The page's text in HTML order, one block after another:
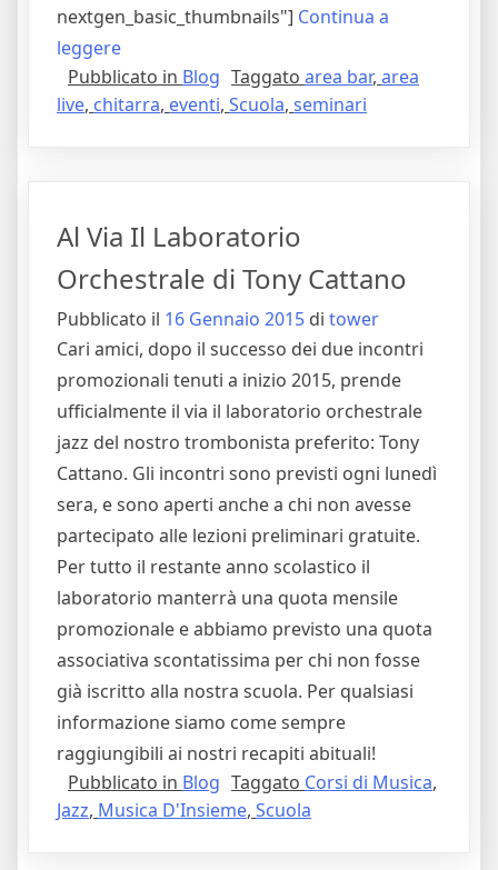
nextgen_basic_thumbnails"] Continua a
leggere"Il
Mese
Della
Breve
Riassunto…"
Pubblicato in Blog Taggato area bar, area
live, chitarra, eventi, Scuola, seminari
Al Via Il Laboratorio
Orchestrale di Tony Cattano
Pubblicato il 16 Gennaio 2015 di tower
Cari amici, dopo il successo dei due incontri
promozionali tenuti a inizio 2015, prende
ufficialmente il via il laboratorio orchestrale
jazz del nostro trombonista preferito: Tony
Cattano. Gli incontri sono previsti ogni lunedì
sera, e sono aperti anche a chi non avesse
partecipato alle lezioni preliminari gratuite.
Per tutto il restante anno scolastico il
laboratorio manterrà una quota mensile
promozionale e abbiamo previsto una quota
associativa scontatissima per chi non fosse
già iscritto alla nostra scuola. Per qualsiasi
informazione siamo come sempre
raggiungibili ai nostri recapiti abituali!
Pubblicato in Blog Taggato Corsi di Musica,
Jazz, Musica D'Insieme, Scuola